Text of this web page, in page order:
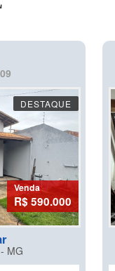
DESTAQUE
Venda
R$ 590.000
MG